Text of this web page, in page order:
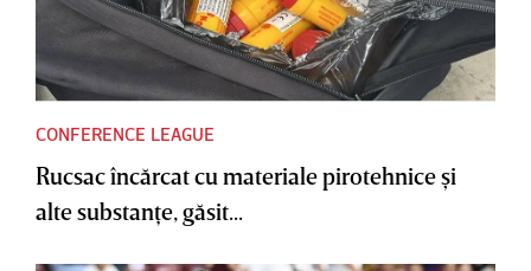
CONFERENCE LEAGUE
Rucsac încărcat cu materiale pirotehnice şi
alte substanţe, găsit...